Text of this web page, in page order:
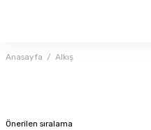
Anasayfa Alkış